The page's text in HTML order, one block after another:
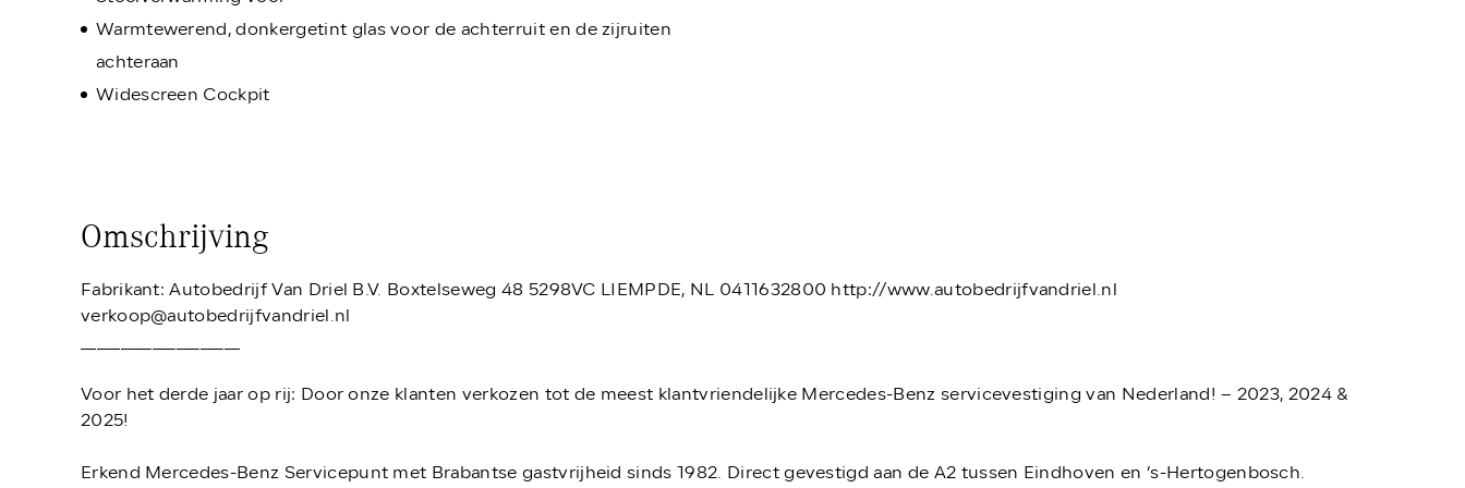
Warmtewerend, donkergetint glas voor de achterruit en de zijruiten
achteraan
Widescreen Cockpit
Omschrijving
Fabrikant: Autobedrijf Van Driel B.V. Boxtelseweg 48 5298VC LIEMPDE, NL 0411632800 http://www.autobedrijfvandriel.nl
verkoop@autobedrijfvandriel.nl
Voor het derde jaar op rij: Door onze klanten verkozen tot de meest klantvriendelijke Mercedes-Benz servicevestiging van Nederland! – 2023, 2024 &
2025!
Erkend Mercedes-Benz Servicepunt met Brabantse gastvrijheid sinds 1982. Direct gevestigd aan de A2 tussen Eindhoven en ’s-Hertogenbosch.